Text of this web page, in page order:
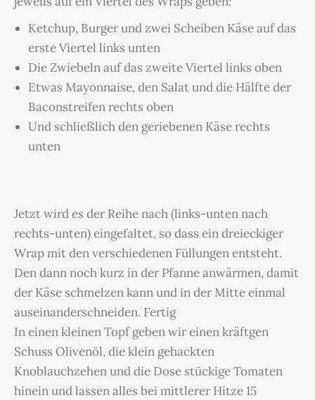
Ketchup, Burger und zwei Scheiben Käse auf das
erste Viertel links unten
Die Zwiebeln auf das zweite Viertel links oben
Etwas Mayonnaise, den Salat und die Hälfte der
Baconstreifen rechts oben
Und schließlich den geriebenen Käse rechts
unten
Jetzt wird es der Reihe nach (links-unten nach
rechts-unten) eingefaltet, so dass ein dreieckiger
Wrap mit den verschiedenen Füllungen entsteht.
Den dann noch kurz in der Pfanne anwärmen, damit
der Käse schmelzen kann und in der Mitte einmal
auseinanderschneiden. Fertig
In einen kleinen Topf geben wir einen kräftgen
Schuss Olivenöl, die klein gehackten
Knoblauchzehen und die Dose stückige Tomaten
hinein und lassen alles bei mittlerer Hitze 15